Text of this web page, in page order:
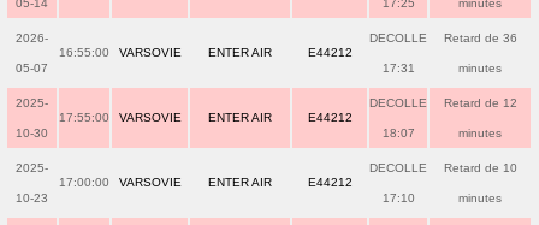
05-14 17:25 minutes
2026-
05-07
16:55:00 VARSOVIE ENTER AIR E44212
DECOLLE
17:31
Retard de 36
minutes
2025-
10-30
17:55:00 VARSOVIE ENTER AIR E44212
DECOLLE
18:07
Retard de 12
minutes
2025-
10-23
17:00:00 VARSOVIE ENTER AIR E44212
DECOLLE
17:10
Retard de 10
minutes